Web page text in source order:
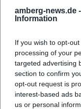
amberg-news.de -
Information
If you wish to opt-
processing of your
targeted advertising
section to confirm
opt-out request is
interest-based ads
us or personal
Entwicklung
und die
Erinnerungsort
lokalen
(https://
Geschichte und
Keine